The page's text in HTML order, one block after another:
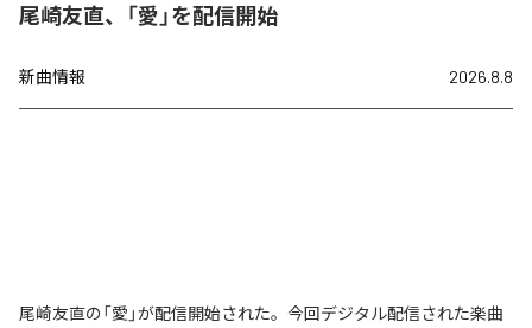
尾崎友直、「愛」を配信開始
新曲情報 2026.8.8
尾崎友直の「愛」が配信開始された。今回デジタル配信された楽曲